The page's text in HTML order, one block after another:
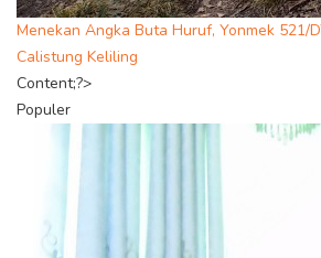
Menekan Angka Buta Huruf, Yonmek 521/
Calistung Keliling
Content;?>
Populer